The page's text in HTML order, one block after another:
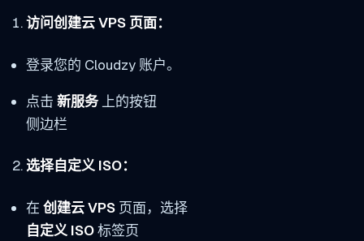
访问创建云 VPS 页面：
登录您的 Cloudzy 账户。
点击 新服务上的按钮
侧边栏
选择自定义 ISO：
在 创建云 VPS页面，选择
自定义 ISO标签页